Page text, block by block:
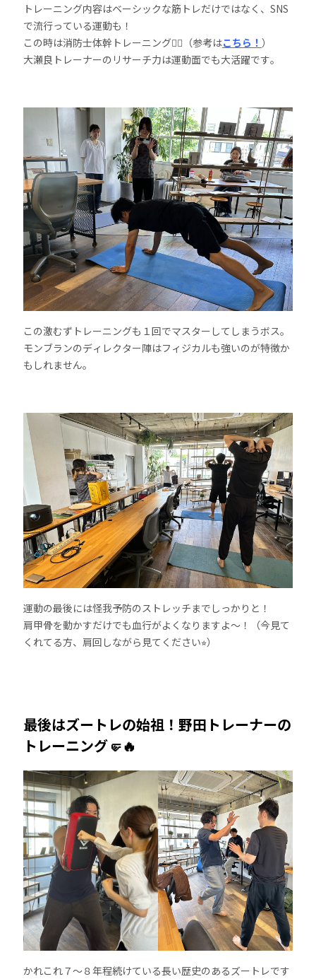
トレーニング内容はベーシックな筋トレだけではなく、SNS
で流行っている運動も！
この時は消防士体幹トレーニング🏋️‍♂️（参考はこちら！ ）
大瀬良トレーナーのリサーチ力は運動面でも大活躍です。
この激むずトレーニングも１回でマスターしてしまうボス。
モンブランのディレクター陣はフィジカルも強いのが特徴か
もしれません。
運動の最後には怪我予防のストレッチまでしっかりと！
肩甲骨を動かすだけでも血行がよくなりますよ〜！（今見て
くれてる方、肩回しながら見てください⭐︎）
最後はズートレの始祖！野田トレーナーの
トレーニング🤛🔥
かれこれ７〜８年程続けている長い歴史のあるズートレです